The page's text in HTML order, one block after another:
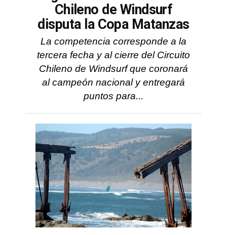
Chileno de Windsurf
disputa la Copa Matanzas
La competencia corresponde a la
tercera fecha y al cierre del Circuito
Chileno de Windsurf que coronará
al campeón nacional y entregará
puntos para...